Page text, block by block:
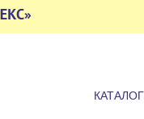
КАТАЛОГ